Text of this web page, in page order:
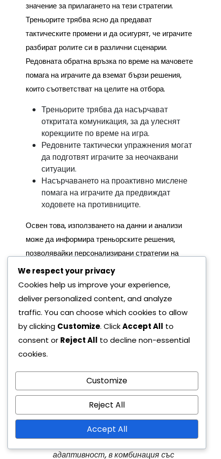
значение за прилагането на тези стратегии.
Треньорите трябва ясно да предават
тактическите промени и да осигурят, че играчите
разбират ролите си в различни сценарии.
Редовната обратна връзка по време на мачовете
помага на играчите да вземат бързи решения,
които съответстват на целите на отбора.
Треньорите трябва да насърчават
откритата комуникация, за да улеснят
корекциите по време на игра.
Редовните тактически упражнения могат
да подготвят играчите за неочаквани
ситуации.
Насърчаването на проактивно мислене
помага на играчите да предвиждат
ходовете на противниците.
Освен това, използването на данни и анализи
може да информира треньорските решения,
позволявайки персонализирани стратегии на
базата на силните и слабите страни на
противника. Този подход, основан на данни,
подобрява способността на Севиля да се
адаптира ефективно по време на критични
моменти в мачовете, особено в турнири с високо
налягане като Световната клубна купа на ФИФА.
2023, Севиля демонстрира
забележителна адаптивност в
мачовете, показвайки тактическа
гъвкавост, която им позволява да
коригират стратегиите си в
зависимост от противниците. Тази
адаптивност, в комбинация със
We respect your privacy
Cookies help us improve your experience,
deliver personalized content, and analyze
traffic. You can choose which cookies to allow
by clicking Customize. ClickAccept All to
consent or Reject All to decline non-essential
cookies.
Customize
Reject All
Accept All